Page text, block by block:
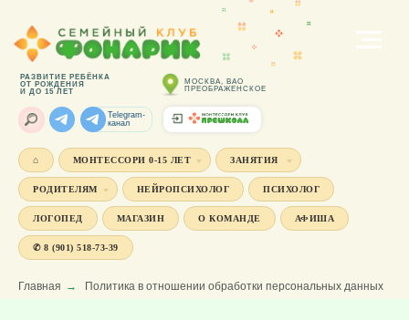
МОСКВА, ВАО
ПРЕОБРАЖЕНСКОЕ
РАЗВИТИЕ РЕБЁНКА
ОТ РОЖДЕНИЯ
И ДО 15 ЛЕТ
Telegram-
канал
⌂ МОНТЕССОРИ 0-15 ЛЕТ ЗАНЯТИЯ
РОДИТЕЛЯМ НЕЙРОПСИХОЛОГ ПСИХОЛОГ
ЛОГОПЕД МАГАЗИН О КОМАНДЕ АФИША
✆ 8 (901) 518-73-39
Главная → Политика в отношении обработки персональных данных